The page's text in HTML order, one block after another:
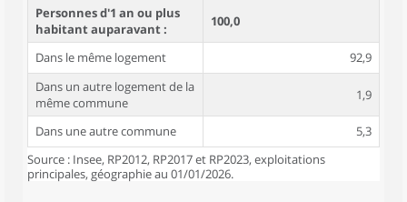
Personnes d'1 an ou plus
habitant auparavant :
100,0
Dans le même logement
92,9
Dans un autre logement de la
même commune
1,9
Dans une autre commune
5,3
Source : Insee, RP2012, RP2017 et RP2023, exploitations
principales, géographie au 01/01/2026.